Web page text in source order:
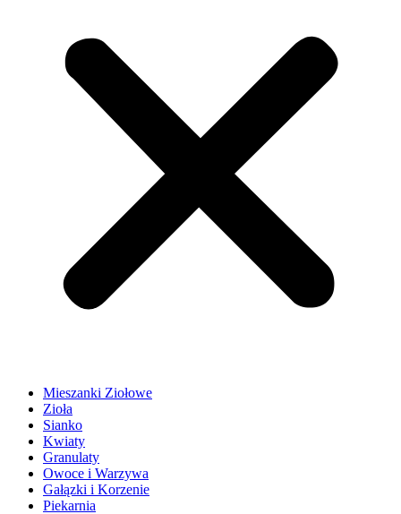
Mieszanki Ziołowe
Zioła
Sianko
Kwiaty
Granulaty
Owoce i Warzywa
Gałązki i Korzenie
Piekarnia